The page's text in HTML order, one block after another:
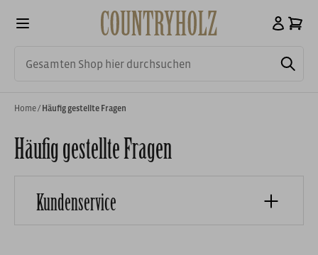
Home/ Häufig gestellte Fragen
Häufig gestellte Fragen
Kundenservice